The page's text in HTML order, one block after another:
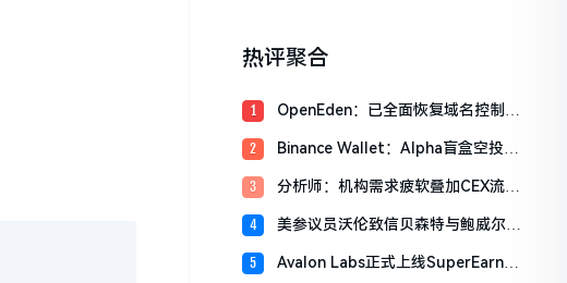
热评聚合
1
OpenEden：已全面恢复域名控制，
2
Binance Wallet：Alpha盲盒空投将
分
3
分析师：机构需求疲软叠加CEX流入
4
美参议员沃伦致信贝森特与鲍威尔，
行业
5
Avalon Labs正式上线SuperEarn理